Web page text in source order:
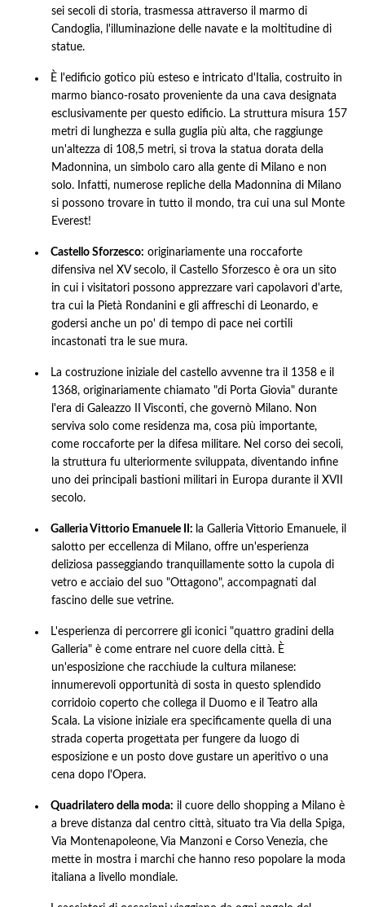
sei secoli di storia, trasmessa attraverso il marmo di
Candoglia, l'illuminazione delle navate e la moltitudine di
statue.
È l'edificio gotico più esteso e intricato d'Italia, costruito in
marmo bianco-rosato proveniente da una cava designata
esclusivamente per questo edificio. La struttura misura 157
metri di lunghezza e sulla guglia più alta, che raggiunge
un'altezza di 108,5 metri, si trova la statua dorata della
Madonnina, un simbolo caro alla gente di Milano e non
solo. Infatti, numerose repliche della Madonnina di Milano
si possono trovare in tutto il mondo, tra cui una sul Monte
Everest!
Castello Sforzesco: originariamente una roccaforte
difensiva nel XV secolo, il Castello Sforzesco è ora un sito
in cui i visitatori possono apprezzare vari capolavori d'arte,
tra cui la Pietà Rondanini e gli affreschi di Leonardo, e
godersi anche un po' di tempo di pace nei cortili
incastonati tra le sue mura.
La costruzione iniziale del castello avvenne tra il 1358 e il
1368, originariamente chiamato "di Porta Giovia" durante
l'era di Galeazzo II Visconti, che governò Milano. Non
serviva solo come residenza ma, cosa più importante,
come roccaforte per la difesa militare. Nel corso dei secoli,
la struttura fu ulteriormente sviluppata, diventando infine
uno dei principali bastioni militari in Europa durante il XVII
secolo.
Galleria Vittorio Emanuele II: la Galleria Vittorio Emanuele, il
salotto per eccellenza di Milano, offre un'esperienza
deliziosa passeggiando tranquillamente sotto la cupola di
vetro e acciaio del suo "Ottagono", accompagnati dal
fascino delle sue vetrine.
L'esperienza di percorrere gli iconici "quattro gradini della
Galleria" è come entrare nel cuore della città. È
un'esposizione che racchiude la cultura milanese:
innumerevoli opportunità di sosta in questo splendido
corridoio coperto che collega il Duomo e il Teatro alla
Scala. La visione iniziale era specificamente quella di una
strada coperta progettata per fungere da luogo di
esposizione e un posto dove gustare un aperitivo o una
cena dopo l'Opera.
Quadrilatero della moda: il cuore dello shopping a Milano è
a breve distanza dal centro città, situato tra Via della Spiga,
Via Montenapoleone, Via Manzoni e Corso Venezia, che
mette in mostra i marchi che hanno reso popolare la moda
italiana a livello mondiale.